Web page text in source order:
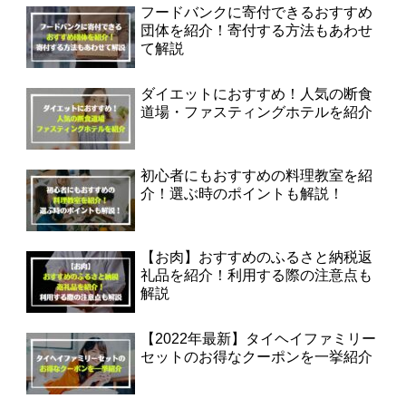
フードバンクに寄付できるおすすめ
団体を紹介！寄付する方法もあわせ
て解説
ダイエットにおすすめ！人気の断食
道場・ファスティングホテルを紹介
初心者にもおすすめの料理教室を紹
介！選ぶ時のポイントも解説！
【お肉】おすすめのふるさと納税返
礼品を紹介！利用する際の注意点も
解説
【2022年最新】タイヘイファミリー
セットのお得なクーポンを一挙紹介